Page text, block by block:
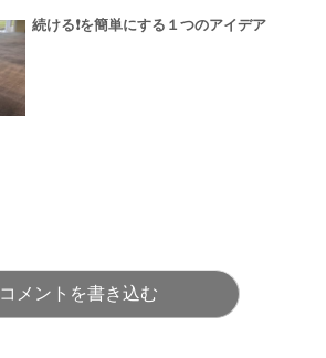
続ける❗️を簡単にする１つのアイデア
コメントを書き込む